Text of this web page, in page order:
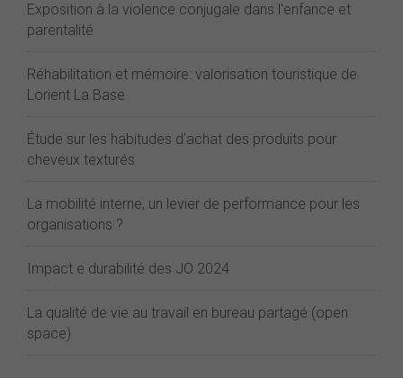
Exposition à la violence conjugale dans l'enfance et
parentalité
Réhabilitation et mémoire: valorisation touristique de
Lorient La Base
Étude sur les habitudes d'achat des produits pour
cheveux texturés
La mobilité interne, un levier de performance pour les
organisations ?
Impact e durabilité des JO 2024
La qualité de vie au travail en bureau partagé (open
space)